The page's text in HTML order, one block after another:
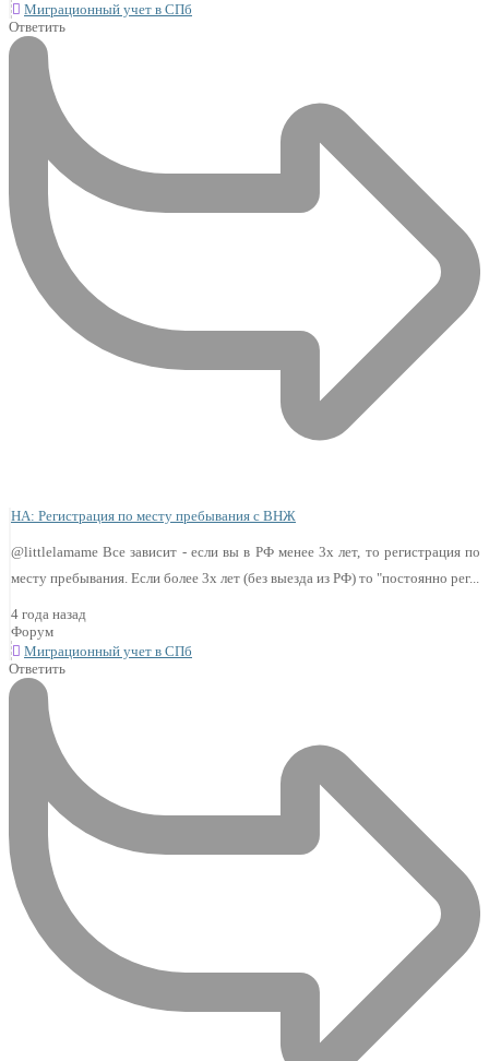
Миграционный учет в СПб
Ответить
НА: Регистрация по месту пребывания с ВНЖ
@littlelamame Все зависит - если вы в РФ менее 3х лет, то регистрация по
месту пребывания. Если более 3х лет (без выезда из РФ) то "постоянно рег...
4 года назад
Форум
Миграционный учет в СПб
Ответить